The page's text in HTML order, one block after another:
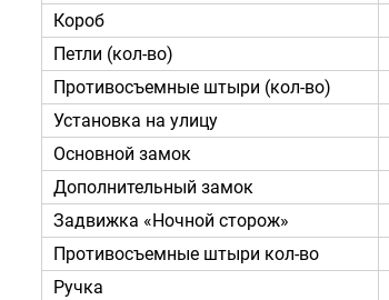
Короб
Петли (кол-во)
Противосъемные штыри (кол-во)
Установка на улицу
Основной замок
Дополнительный замок
Задвижка «Ночной сторож»
Противосъемные штыри кол-во
Ручка